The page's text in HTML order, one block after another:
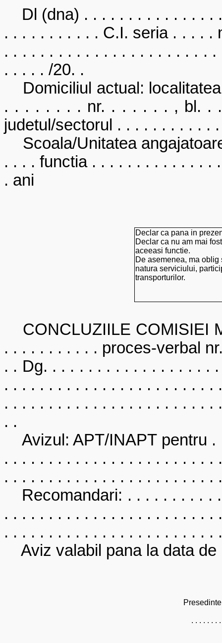
Dl (dna) . . . . . . . . . . . . . . .
. . . . . . . . . . . C.I. seria . . . . .
. . . . . . . . . . . . . . . . . . . . . . .
. . . . . /20. .
Domiciliul actual:
. . . . . . . . nr. . . . . . . , bl. .
judetul/sectorul . . . . . . . . . . .
Scoala/Unitatea
. . . . functia . . . . . . . . . . . . . .
. ani
Declar ca pana in
Declar ca nu am mai
aceeasi functie.
De asemenea, ma
natura serviciului,
transporturilor.
CONCLUZIILE COMISIEI
. . . . . . . . . . . proces-verbal
. . Dg. . . . . . . . . . . . . . . . . . .
. . . . . . . . . . . . . . . . . . . . . . .
. . . . . . . . . . . . . . . . . . . . . . .
. .
Avizul: APT/INAPT pentru
. . . . . . . . . . . . . . . . . . . . . . .
. . . . . . . . . . . . . . . . . . . . . . . .
Recomandari: . . . . . . . . . .
. . . . . . . . . . . . . . . . . . . . . . .
. . . . . . . . . . . . . . . . . . . . . . . .
Aviz valabil pana la data
. . . . . . .